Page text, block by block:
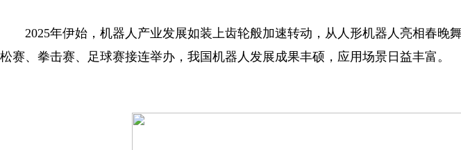
2025年伊始，机器人产业发展如装上齿轮般加速转动，从人形机器人亮相春晚
松赛、拳击赛、足球赛接连举办，我国机器人发展成果丰硕，应用场景日益丰富。